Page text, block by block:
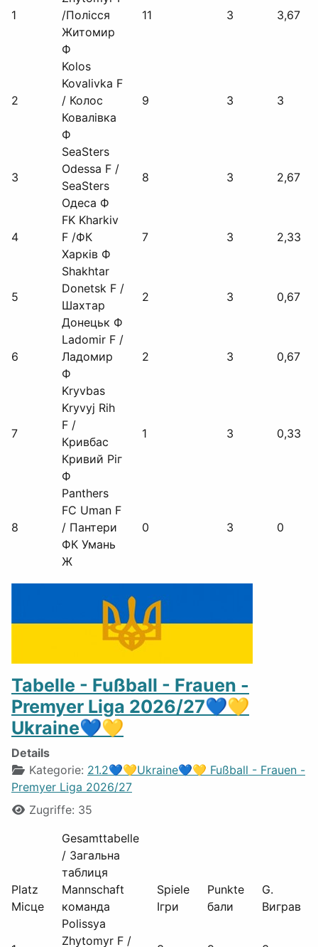
1
/Полісся
Житомир
Ф
11 3 3,67
2
Kolos
Kovalivka F
/ Колос
Ковалівка
Ф
9 3 3
3
SeaSters
Odessa F /
SeaSters
Одеса Ф
8 3 2,67
4
FK Kharkiv
F /ФК
Харків Ф
7 3 2,33
5
Shakhtar
Donetsk F /
Шахтар
Донецьк Ф
2 3 0,67
6
Ladomir F /
Ладомир
Ф
2 3 0,67
7
Kryvbas
Kryvyj Rih
F /
Кривбас
Кривий Ріг
Ф
1 3 0,33
8
Panthers
FC Uman F
/ Пантери
ФК Умань
Ж
0 3 0
Tabelle - Fußball - Frauen -
Premyer Liga 2026/27💙💛
Ukraine💙💛
Details
Kategorie: 21.2💙💛Ukraine💙💛 Fußball - Frauen -
Premyer Liga 2026/27
Zugriffe: 35
Gesamttabelle
/ Загальна
таблиця
Platz
Mannschaft Spiele Punkte
G.
Місце
команда Ігри бали Виграв
Polissya
Zhytomyr F /